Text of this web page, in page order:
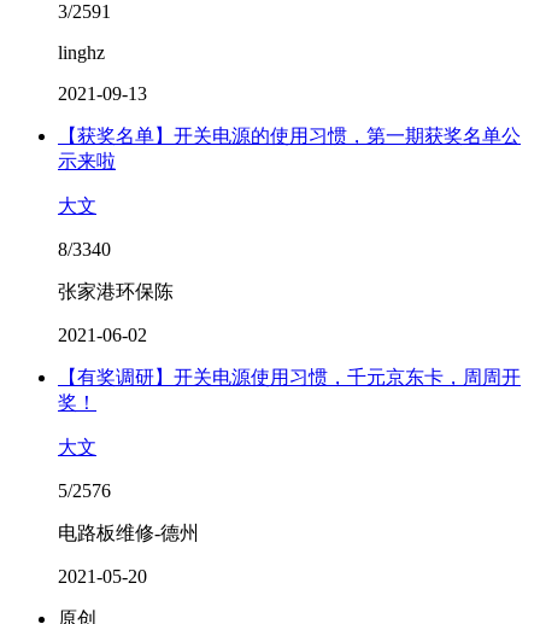
3/2591
linghz
2021-09-13
【获奖名单】开关电源的使用习惯，第一期获奖名单公
示来啦
大文
8/3340
张家港环保陈
2021-06-02
【有奖调研】开关电源使用习惯，千元京东卡，周周开
奖！
大文
5/2576
电路板维修-德州
2021-05-20
原创